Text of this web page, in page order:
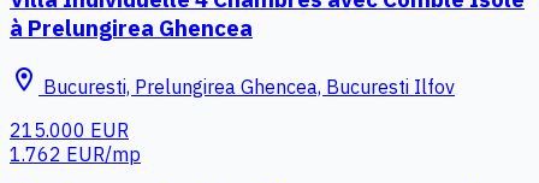
à Prelungirea Ghencea
location_on Bucuresti, Prelungirea Ghencea, Bucuresti Ilfov
215.000 EUR
1.762 EUR/mp